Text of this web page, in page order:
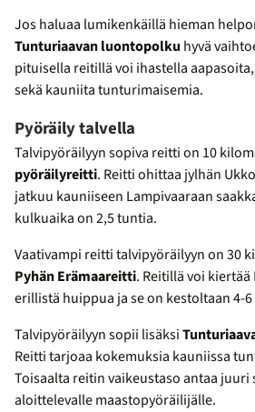
Jos haluaa lumikenkäillä hieman
Tunturiaavan luontopolku hyvä
pituisella reitillä voi ihastella
sekä kauniita tunturimaisemia.
Pyöräily talvella
Talvipyöräilyyn sopiva reitti on 10
pyöräilyreitti. Reitti ohittaa jylhän
jatkuu kauniiseen Lampivaaraan
kulkuaika on 2,5 tuntia.
Vaativampi reitti talvipyöräilyyn on 30
Pyhän Erämaareitti. Reitillä voi
erillistä huippua ja se on kestoltaan 4-
Talvipyöräilyyn sopii lisäksi
Reitti tarjoaa kokemuksia kauniissa
Toisaalta reitin vaikeustaso antaa juuri
aloittelevalle maastopyöräilijälle.